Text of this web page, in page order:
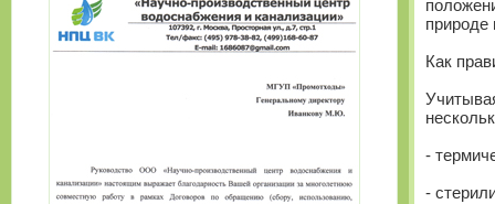
природе
Как
-
-